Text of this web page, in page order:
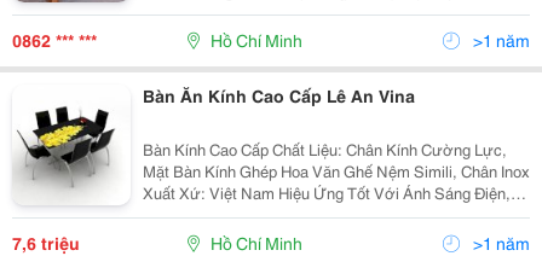
Phẩm Chi Tiết Tên Gọi Bàn Ghế Ăn Bằng Gỗ Teak (Giá
0862 *** *** Hồ Chí Minh >1 năm
Bàn Ăn Kính Cao Cấp Lê An Vina
Bàn Kính Cao Cấp Chất Liệu: Chân Kính Cường Lực,
Mặt Bàn Kính Ghép Hoa Văn Ghế Nệm Simili, Chân Inox
Xuất Xứ: Việt Nam Hiệu Ứng Tốt Với Ánh Sáng Điện,
Lấy Ánh Sáng Từ Không Gian Bên Ngoài Kiểu Dáng:
Thanh Mảnh, Lịch Lãm, Sang Trọng Phù
7,6 triệu Hồ Chí Minh >1 năm